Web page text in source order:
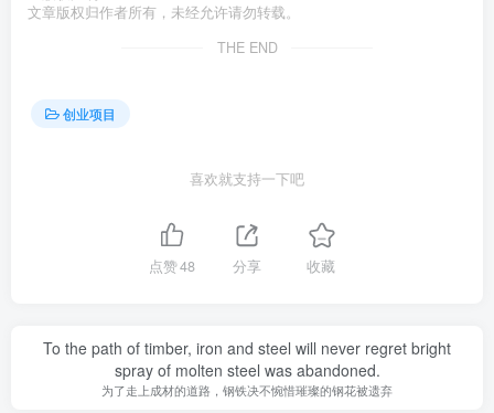
文章版权归作者所有，未经允许请勿转载。
THE END
创业项目
喜欢就支持一下吧
点赞48 分享 收藏
To the path of timber, iron and steel will never regret bright
spray of molten steel was abandoned.
为了走上成材的道路，钢铁决不惋惜璀璨的钢花被遗弃